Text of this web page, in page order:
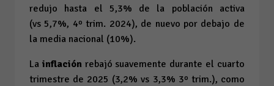
redujo hasta el 5,3% de la población activa
(vs5,7%, 4º trim. 2024), de nuevo por debajo de
la media nacional (10%).
La inflación rebajó suavemente durante el cuarto
trimestre de 2025 (3,2%vs 3,3% 3º trim.), como